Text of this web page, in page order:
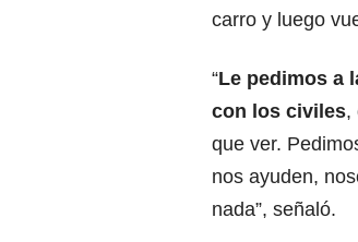
carro y luego
“Le pedimos a
con los civiles,
que ver.
nos ayuden,
nada”, señaló.